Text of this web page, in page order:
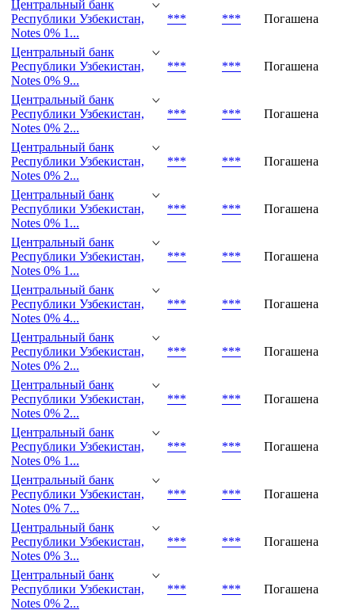
Центральный банк
Республики Узбекистан,
Notes 0% 2...
*** *** В обращении
Центральный банк
Республики Узбекистан,
Notes 0% 1...
*** *** Погашена
Центральный банк
Республики Узбекистан,
Notes 0% 9...
*** *** Погашена
Центральный банк
Республики Узбекистан,
Notes 0% 2...
*** *** Погашена
Центральный банк
Республики Узбекистан,
Notes 0% 2...
*** *** Погашена
Центральный банк
Республики Узбекистан,
Notes 0% 1...
*** *** Погашена
Центральный банк
Республики Узбекистан,
Notes 0% 1...
*** *** Погашена
Центральный банк
Республики Узбекистан,
Notes 0% 4...
*** *** Погашена
Центральный банк
Республики Узбекистан,
Notes 0% 2...
*** *** Погашена
Центральный банк
Республики Узбекистан,
Notes 0% 2...
*** *** Погашена
Центральный банк
Республики Узбекистан,
Notes 0% 1...
*** *** Погашена
Центральный банк
Республики Узбекистан,
Notes 0% 7...
*** *** Погашена
Центральный банк
Республики Узбекистан,
*** *** Погашена